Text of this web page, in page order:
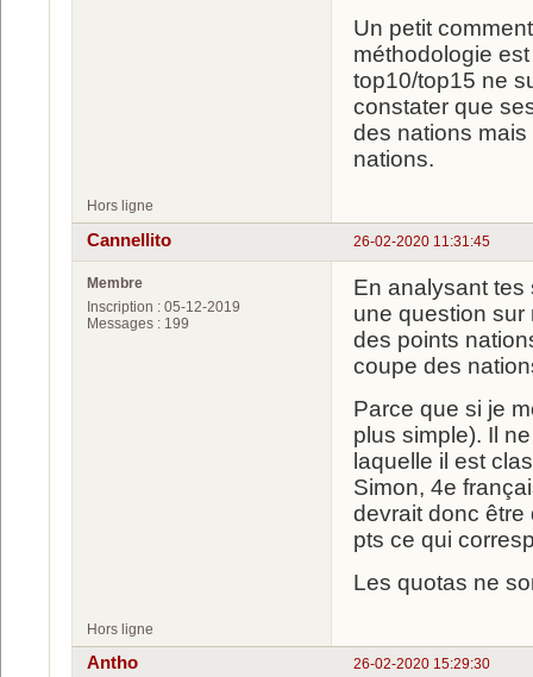
Un petit
méthodologie
top10/top15 ne
constater que
des nations
nations.
Hors ligne
26-02-2020 11:31:45
Cannellito
Membre
Inscription : 05-12-2019
Messages : 199
En analysant tes
une question
des points
coupe des
Parce que si je
plus simple). Il
laquelle il est
Simon, 4e
devrait donc être
pts ce qui
Les quotas ne
Hors ligne
26-02-2020 15:29:30
Antho